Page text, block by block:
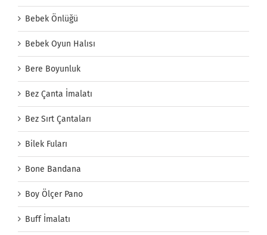
Bebek Önlüğü
Bebek Oyun Halısı
Bere Boyunluk
Bez Çanta İmalatı
Bez Sırt Çantaları
Bilek Fuları
Bone Bandana
Boy Ölçer Pano
Buff İmalatı